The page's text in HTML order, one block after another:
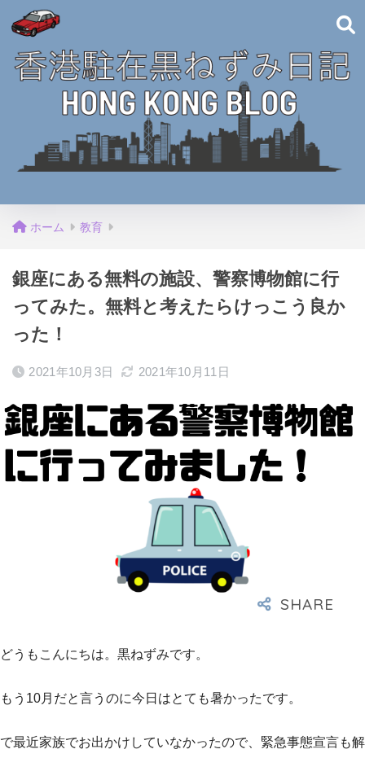
ホーム 教育
銀座にある無料の施設、警察博物館に行
ってみた。無料と考えたらけっこう良か
った！
2021年10月3日 2021年10月11日
どうもこんにちは。黒ねずみです。
もう10月だと言うのに今日はとても暑かったです。
で最近家族でお出かけしていなかったので、緊急事態宣言も解